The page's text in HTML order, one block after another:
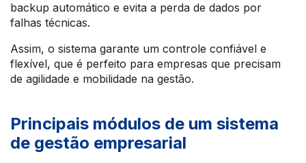
backup automático e evita a perda de dados por
falhas técnicas.
Assim, o sistema garante um controle confiável e
flexível, que é perfeito para empresas que precisam
de agilidade e mobilidade na gestão.
Principais módulos de um sistema
de gestão empresarial